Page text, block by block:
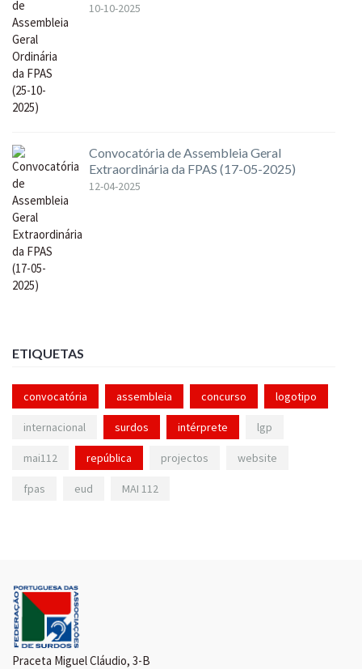
10-10-2025
Convocatória de Assembleia Geral
Extraordinária da FPAS (17-05-2025)
12-04-2025
ETIQUETAS
convocatória assembleia concurso logotipo
internacional surdos intérprete lgp
mai112 república projectos website
fpas eud MAI 112
Praceta Miguel Cláudio, 3-B